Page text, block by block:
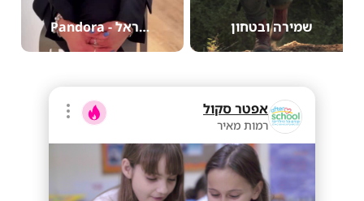
Pandora - פנדורה ישראל שמירה ובטחון
אפטר סקול
רמות מאיר